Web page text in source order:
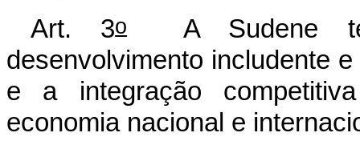
Art. 3oA Sudene
desenvolvimento includente
e a integração
economia nacional e